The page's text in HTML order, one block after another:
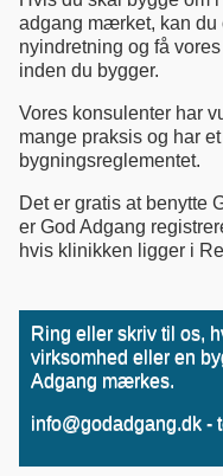
adgang mærket, kan du
nyindretning og få
inden du bygger.
Vores konsulenter har
mange praksis og har
bygningsreglementet.
Det er gratis at benytte
er God Adgang
hvis klinikken ligger i
Ring eller skriv til os,
virksomhed eller en
Adgang mærkes.
info@godadgang.dk -